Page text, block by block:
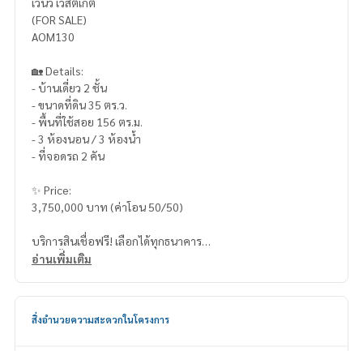
(FOR SALE)
AOM130
🏡 Details:
- บ้านเดี่ยว 2 ชั้น
- ขนาดที่ดิน 35 ตร.ว.
- พื้นที่ใช้สอย 156 ตร.ม.
- 3 ห้องนอน / 3 ห้องน้ำ
- ที่จอดรถ 2 คัน
✨ Price:
3,750,000 บาท (ค่าโอน 50/50)
บริการสินเชื่อฟรี! เลือกได้ทุกธนาคาร
ดอกเบี้ยพิเศษ วงเงินสูงสุด 90-100%
HOME - REAL ESTATE SERVICES
อ่านเพิ่มเติม
สิ่งอำนวยความสะดวกในโครงการ